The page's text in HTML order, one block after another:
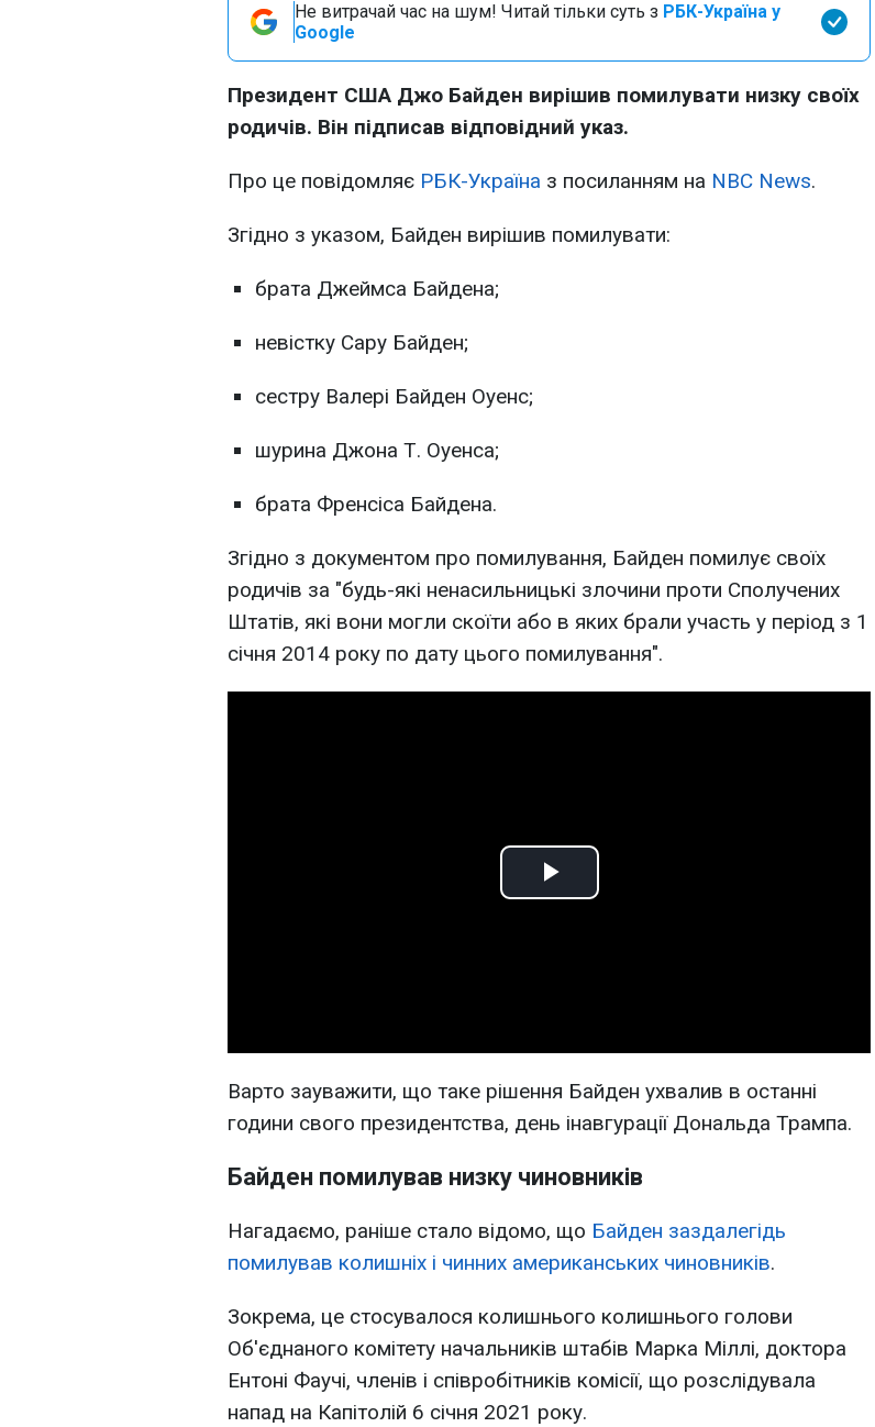
Не витрачай час на шум! Читай тільки суть з РБК-Україна у
Google
Президент США Джо Байден вирішив помилувати низку своїх
родичів. Він підписав відповідний указ.
Про це повідомляє РБК-Україна з посиланням на NBC News.
Згідно з указом, Байден вирішив помилувати:
брата Джеймса Байдена;
невістку Сару Байден;
сестру Валері Байден Оуенс;
шурина Джона Т. Оуенса;
брата Френсіса Байдена.
Згідно з документом про помилування, Байден помилує своїх
родичів за "будь-які ненасильницькі злочини проти Сполучених
Штатів, які вони могли скоїти або в яких брали участь у період з 1
січня 2014 року по дату цього помилування".
Play
Варто зауважити, що таке рішення Байден ухвалив в останні
години свого президентства, день інавгурації Дональда Трампа.
Байден помилував низку чиновників
Нагадаємо, раніше стало відомо, що Байден заздалегідь
помилував колишніх і чинних американських чиновників.
Зокрема, це стосувалося колишнього колишнього голови
Об'єднаного комітету начальників штабів Марка Міллі, доктора
Ентоні Фаучі, членів і співробітників комісії, що розслідувала
напад на Капітолій 6 січня 2021 року.